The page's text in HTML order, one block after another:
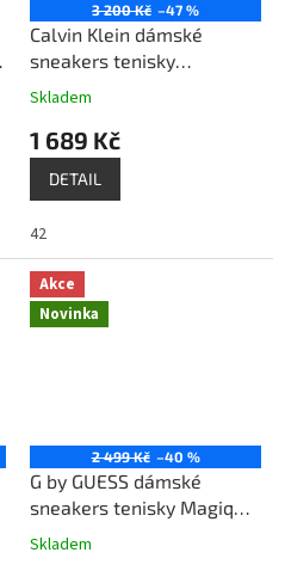
3 200 Kč –47 %
Calvin Klein dámské
sneakers tenisky
maraselle červená
Skladem
1 689 Kč
DETAIL
42
Akce
Novinka
2 499 Kč –40 %
G by GUESS dámské
sneakers tenisky Magiq
bílá
Skladem